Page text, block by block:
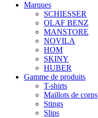
Marques
SCHIESSER
OLAF BENZ
MANSTORE
NOVILA
HOM
SKINY
HUBER
Gamme de produits
T-shirts
Maillots de corps
Stings
Slips